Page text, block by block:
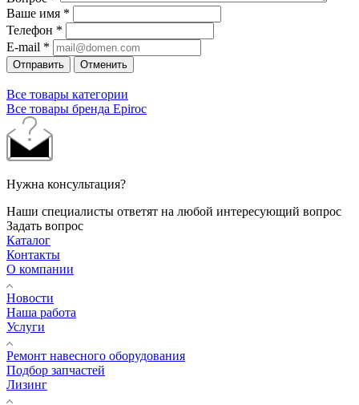
Ваше имя *
Телефон *
E-mail *
Отправить Отменить
Все товары категории
Все товары бренда Epiroc
Нужна консультация?
Наши специалисты ответят на любой интересующий вопрос
Задать вопрос
Каталог
Контакты
О компании
Новости
Наша работа
Услуги
Ремонт навесного оборудования
Подбор запчастей
Лизинг